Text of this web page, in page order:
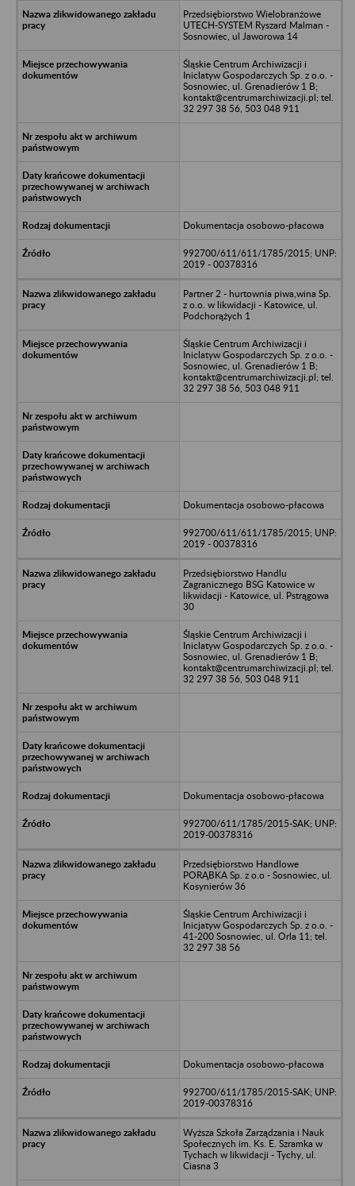
Przedsiębiorstwo Wielobranżowe
UTECH-SYSTEM Ryszard Malman -
Sosnowiec, ul Jaworowa 14
Śląskie Centrum Archiwizacji i
Iniclatyw Gospodarczych Sp. z o.o. -
Sosnowiec, ul. Grenadierów 1 B;
kontakt@centrumarchiwizacji.pl; tel.
32 297 38 56, 503 048 911
Dokumentacja osobowo-płacowa
992700/611/611/1785/2015; UNP:
2019 - 00378316
Partner 2 - hurtownia piwa,wina Sp.
z o.o. w likwidacji - Katowice, ul.
Podchorążych 1
Śląskie Centrum Archiwizacji i
Iniclatyw Gospodarczych Sp. z o.o. -
Sosnowiec, ul. Grenadierów 1 B;
kontakt@centrumarchiwizacji.pl; tel.
32 297 38 56, 503 048 911
Dokumentacja osobowo-płacowa
992700/611/611/1785/2015; UNP:
2019 - 00378316
Przedsiębiorstwo Handlu
Zagranicznego BSG Katowice w
likwidacji - Katowice, ul. Pstrągowa
30
Śląskie Centrum Archiwizacji i
Iniclatyw Gospodarczych Sp. z o.o. -
Sosnowiec, ul. Grenadierów 1 B;
kontakt@centrumarchiwizacji.pl; tel.
32 297 38 56, 503 048 911
Dokumentacja osobowo-płacowa
992700/611/1785/2015-SAK; UNP:
2019-00378316
Przedsiębiorstwo Handlowe
PORĄBKA Sp. z o.o - Sosnowiec, ul.
Kosynierów 36
Śląskie Centrum Archiwizacji i
Inicjatyw Gospodarczych Sp. z o.o. -
41-200 Sosnowiec, ul. Orla 11; tel.
32 297 38 56
Dokumentacja osobowo-płacowa
992700/611/1785/2015-SAK; UNP:
2019-00378316
Wyższa Szkoła Zarządzania i Nauk
Społecznych im. Ks. E. Szramka w
Tychach w likwidacji - Tychy, ul.
Ciasna 3